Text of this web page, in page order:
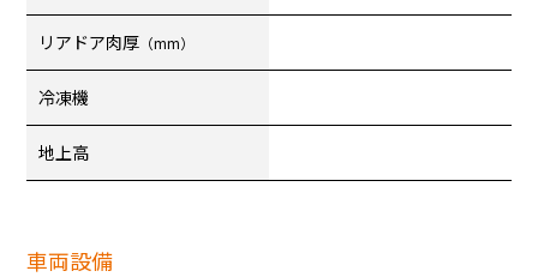
リアドア肉厚 （mm）
冷凍機
地上高
車両設備